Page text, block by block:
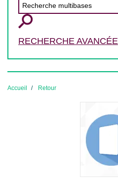
RECHERCHE AVANCÉE
Accueil Retour